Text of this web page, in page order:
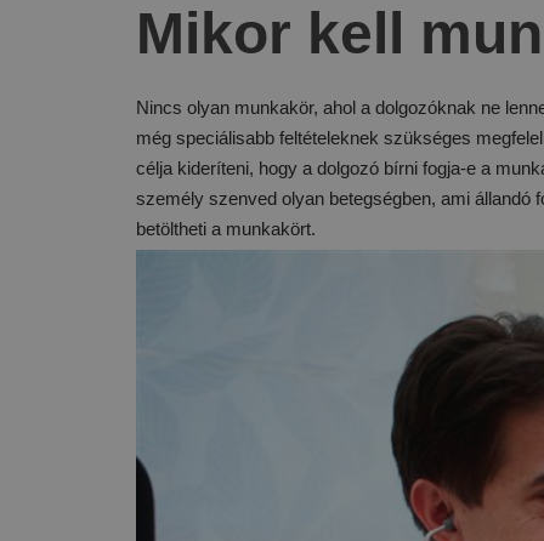
Mikor kell
Nincs olyan munkakör, ahol a dolgozóknak ne
még speciálisabb feltételeknek szükséges
célja kideríteni, hogy a dolgozó bírni fogja-e a
személy szenved olyan betegségben, ami állandó
betöltheti a munkakört.